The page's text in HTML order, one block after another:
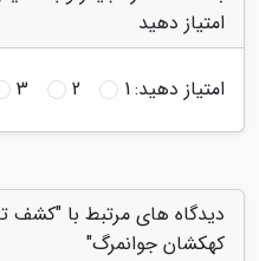
امتیاز دهید
امتیاز دهید:1
2
3
دیدگاه های مرتبط با "کشف
کهکشان جوانمرگ"